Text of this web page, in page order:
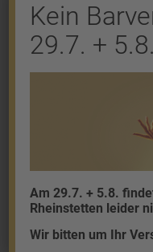
Shop
Platin
Silber
Kein
29.7. + 5.8.
Am 29.7. + 5.8.
Rheinstetten leider
Wir bitten um Ihr